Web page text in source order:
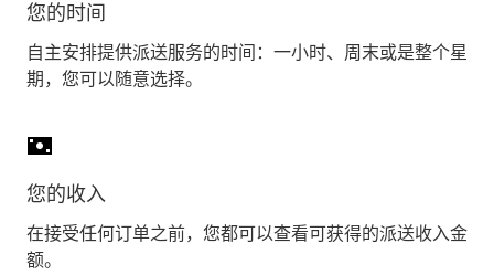
您的时间
自主安排提供派送服务的时间：一小时、周末或是整个星
期，您可以随意选择。
您的收入
在接受任何订单之前，您都可以查看可获得的派送收入金
额。